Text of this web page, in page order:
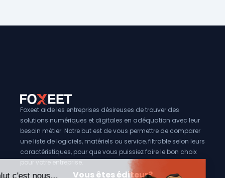
Foxeet aide les entreprises désireuses de trouver des
solutions numériques et digitales en adéquation avec leur
besoin métier. Notre but est de vous permettre de comparer
une liste de logiciels, matériels ou service, filtrable selon leurs
caractéristiques, pour que vous puissiez faire le bon choix
pour votre entreprise.
Vous êtes éditeur?